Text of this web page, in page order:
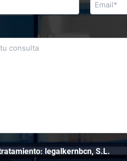
legalkernbcn, S.L.